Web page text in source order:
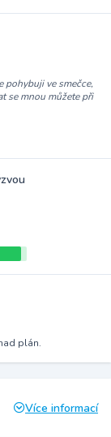
pohybuji ve smečce,
se mnou můžete při
plán.
Více informací